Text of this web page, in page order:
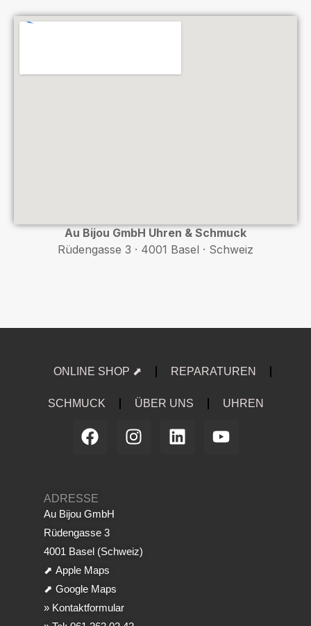
Au Bijou GmbH Uhren & Schmuck
Rüdengasse 3 · 4001 Basel · Schweiz
ONLINE SHOP ⬈ REPARATUREN
SCHMUCK ÜBER UNS UHREN
ADRESSE
Au Bijou GmbH
Rüdengasse 3
4001 Basel (Schweiz)
⬈ Apple Maps
⬈ Google Maps
» Kontaktformular